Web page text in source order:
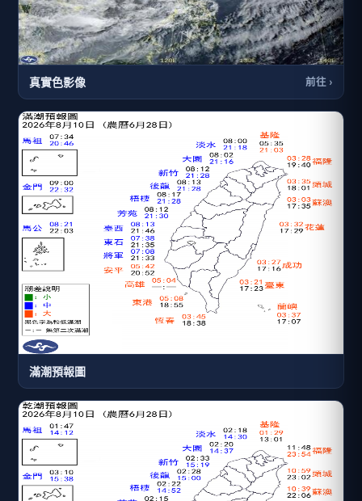
真實色影像 前往 ›
滿潮預報圖